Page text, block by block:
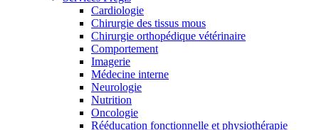
Cardiologie
Chirurgie des tissus mous
Chirurgie orthopédique vétérinaire
Comportement
Imagerie
Médecine interne
Neurologie
Nutrition
Oncologie
Rééducation fonctionnelle et physiothérapie